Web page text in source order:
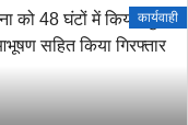
कार्यवाही